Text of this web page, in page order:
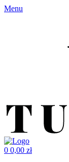
Menu
0 0,00 zł